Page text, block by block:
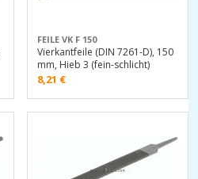
FEILE VK F 150
Vierkantfeile (DIN 7261-D), 150
mm, Hieb 3 (fein-schlicht)
8,21 €